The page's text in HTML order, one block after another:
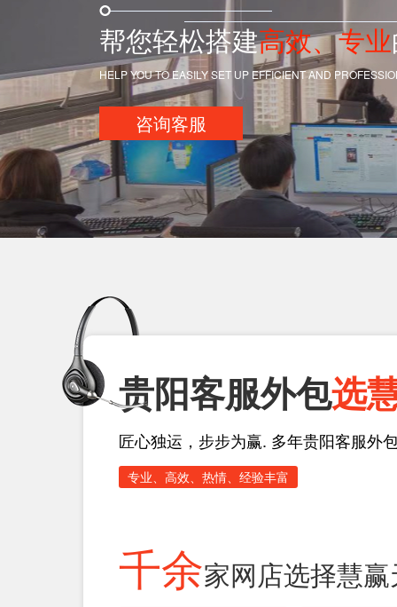
帮您轻松搭建高效、专业
HELP YOU TO EASILY SET UP EFFICIENT AND
咨询客服
贵阳客服外包选
匠心独运，步步为赢. 多年贵阳客服外
专业、高效、热情、经验丰富
千余家网店选择慧